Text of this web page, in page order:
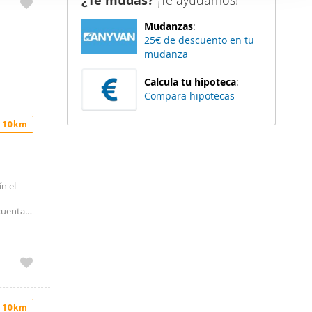
funciones
el
suite)
o
Mudanzas:
25€ de descuento en tu
mudanza
Calcula tu hipoteca:
Compara hipotecas